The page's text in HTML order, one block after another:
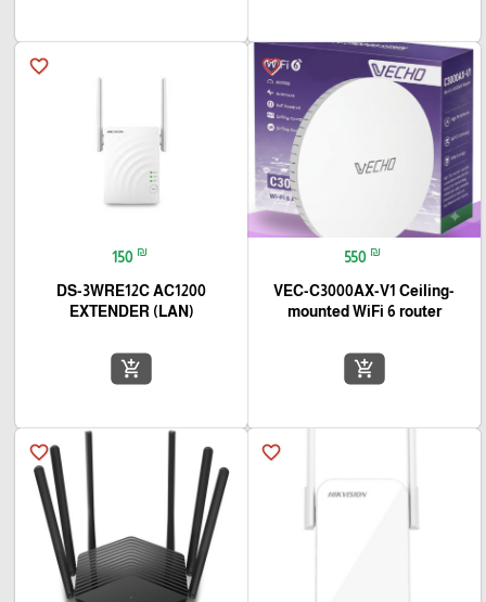
favorite_border
550 ₪
VEC-C3000AX-V1 Ceiling-
mounted WiFi 6 router
add_shopping_cart
favorite_border
150 ₪
DS-3WRE12C AC1200
EXTENDER (LAN)
add_shopping_cart
favorite_border
favorite_border